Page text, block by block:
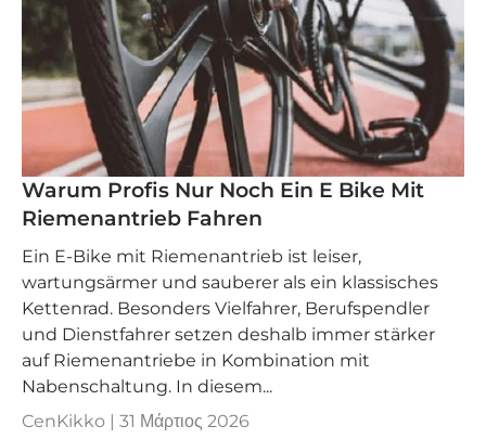
Warum Profis Nur Noch Ein E Bike Mit
Riemenantrieb Fahren
Ein E‑Bike mit Riemenantrieb ist leiser,
wartungsärmer und sauberer als ein klassisches
Kettenrad. Besonders Vielfahrer, Berufspendler
und Dienstfahrer setzen deshalb immer stärker
auf Riemenantriebe in Kombination mit
Nabenschaltung. In diesem...
CenKikko | 31 Μάρτιος 2026